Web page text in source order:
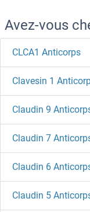
Avez-vous
CLCA1 Anticorps
Clavesin 1
Claudin 9
Claudin 7
Claudin 6
Claudin 5